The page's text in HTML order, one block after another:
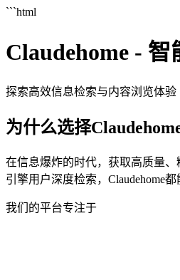
```html
Claudehome -
探索高效信息检索与内容浏览体验 |
为什么选择Claudehome
在信息爆炸的时代，获取高质量
引擎用户深度检索，Claudehome都
我们的平台专注于